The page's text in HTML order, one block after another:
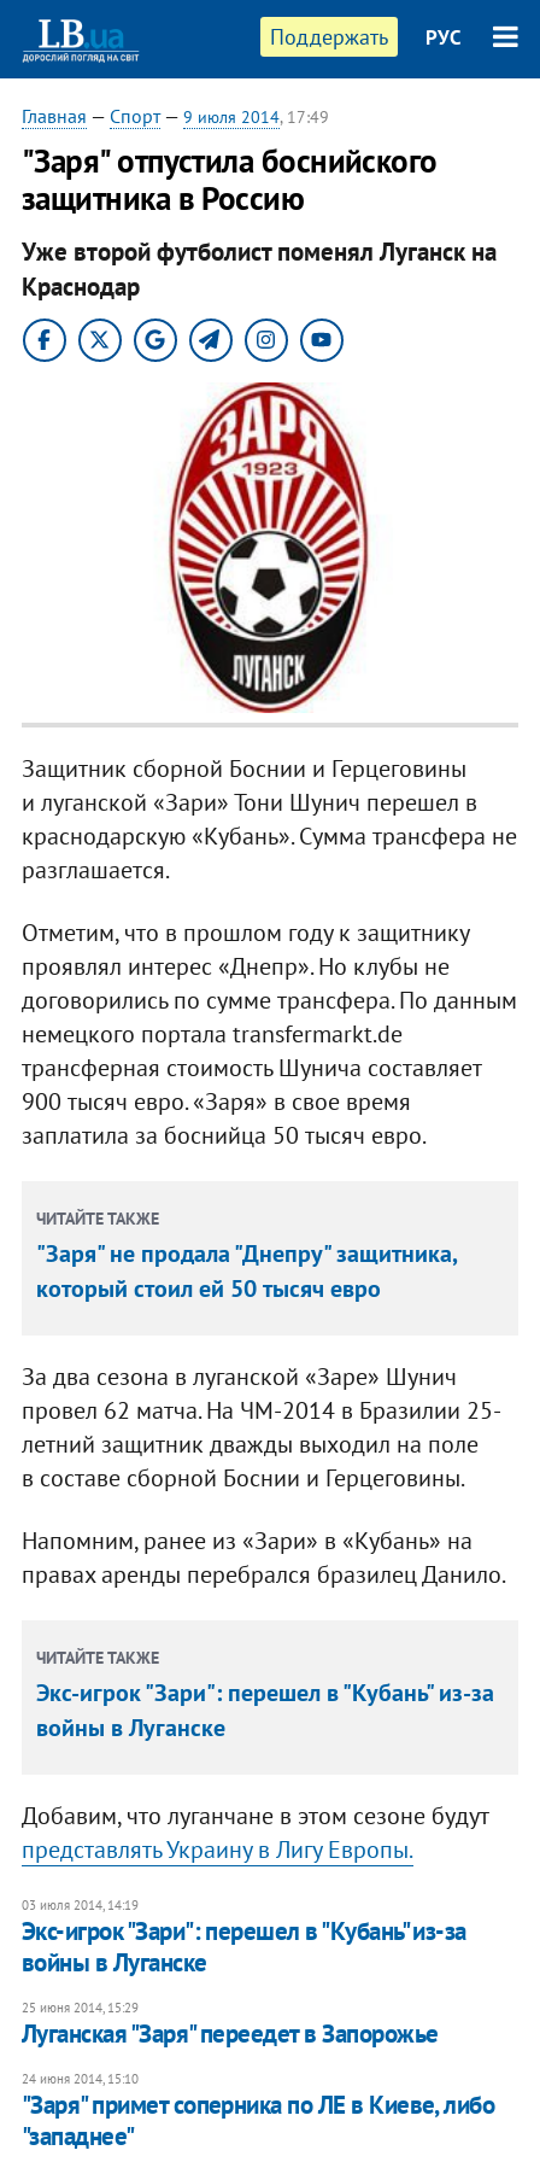
Поддержать РУС
Главная — Спорт— 9 июля 2014, 17:49
"Заря" отпустила боснийского
защитника в Россию
Уже второй футболист поменял Луганск на
Краснодар
Защитник сборной Боснии и Герцеговины
и луганской «Зари» Тони Шунич перешел в
краснодарскую «Кубань». Сумма трансфера не
разглашается.
Отметим, что в прошлом году к защитнику
проявлял интерес «Днепр». Но клубы не
договорились по сумме трансфера. По данным
немецкого портала transfermarkt.de
трансферная стоимость Шунича составляет
900 тысяч евро. «Заря» в свое время
заплатила за боснийца 50 тысяч евро.
ЧИТАЙТЕ ТАКЖЕ
"Заря" не продала "Днепру" защитника,
который стоил ей 50 тысяч евро
За два сезона в луганской «Заре» Шунич
провел 62 матча. На ЧМ-2014 в Бразилии 25-
летний защитник дважды выходил на поле
в составе сборной Боснии и Герцеговины.
Напомним, ранее из «Зари» в «Кубань» на
правах аренды перебрался бразилец Данило.
ЧИТАЙТЕ ТАКЖЕ
Экс-игрок "Зари": перешел в "Кубань" из-за
войны в Луганске
Добавим, что луганчане в этом сезоне будут
представлять Украину в Лигу Европы.
03 июля 2014, 14:19
Экс-игрок "Зари": перешел в "Кубань" из-за
войны в Луганске
25 июня 2014, 15:29
Луганская "Заря" переедет в Запорожье
24 июня 2014, 15:10
"Заря" примет соперника по ЛЕ в Киеве, либо
"западнее"